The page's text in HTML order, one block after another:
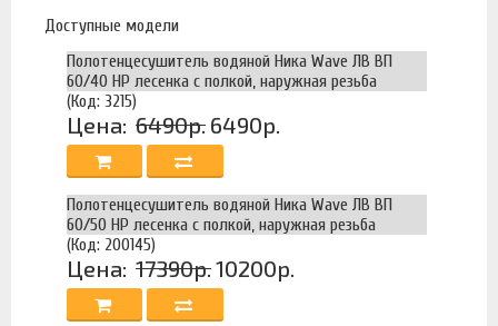
Доступные модели
Полотенцесушитель водяной Ника Wave ЛВ ВП
60/40 НР лесенка с полкой, наружная резьба
(Код: 3215)
Цена: 6490р. 6490р.
Полотенцесушитель водяной Ника Wave ЛВ ВП
60/50 НР лесенка с полкой, наружная резьба
(Код: 200145)
Цена: 17390р.10200р.